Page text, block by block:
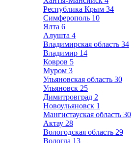
Республика Крым 34
Симферополь 10
Ялта 6
Алушта 4
Владимирская область 34
Владимир 14
Ковров 5
Муром 3
Ульяновская область 30
Ульяновск 25
Димитровград 2
Новоульяновск 1
Мангистауская область 30
Актау 28
Вологодская область 29
Вологда 13